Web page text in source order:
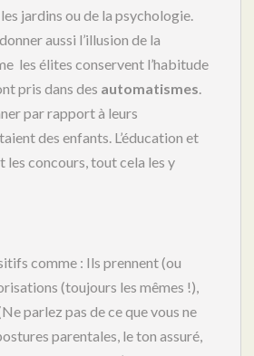
les jardins ou de la psychologie.
aussi l’illusion de la
les élites conservent l’habitude
pris dans des automatismes.
par rapport à leurs
des enfants. L’éducation et
les concours, tout cela les y
comme : Ils prennent (ou
(toujours les mêmes !),
parlez pas de ce que vous ne
parentales, le ton assuré,